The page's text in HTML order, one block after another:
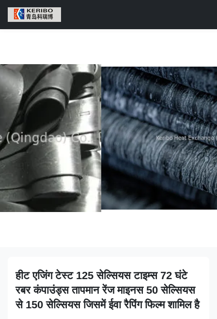
हीट एजिंग टेस्ट 125 सेल्सियस टाइम्स 72 घंटे
रबर कंपाउंड्स तापमान रेंज माइनस 50 सेल्सियस
से 150 सेल्सियस जिसमें ईवा रैपिंग फिल्म शामिल है